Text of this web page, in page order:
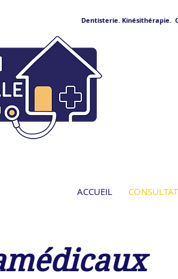
Dentisterie. Kinésithérapie.
ACCUEIL